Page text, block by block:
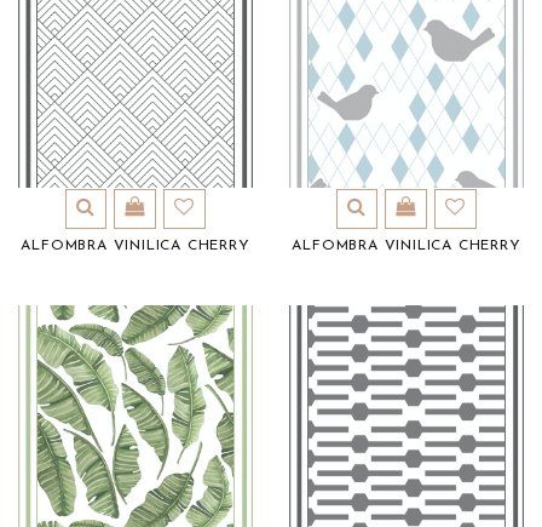
ALFOMBRA VINILICA CHERRY ALFOMBRA VINILICA CHERRY